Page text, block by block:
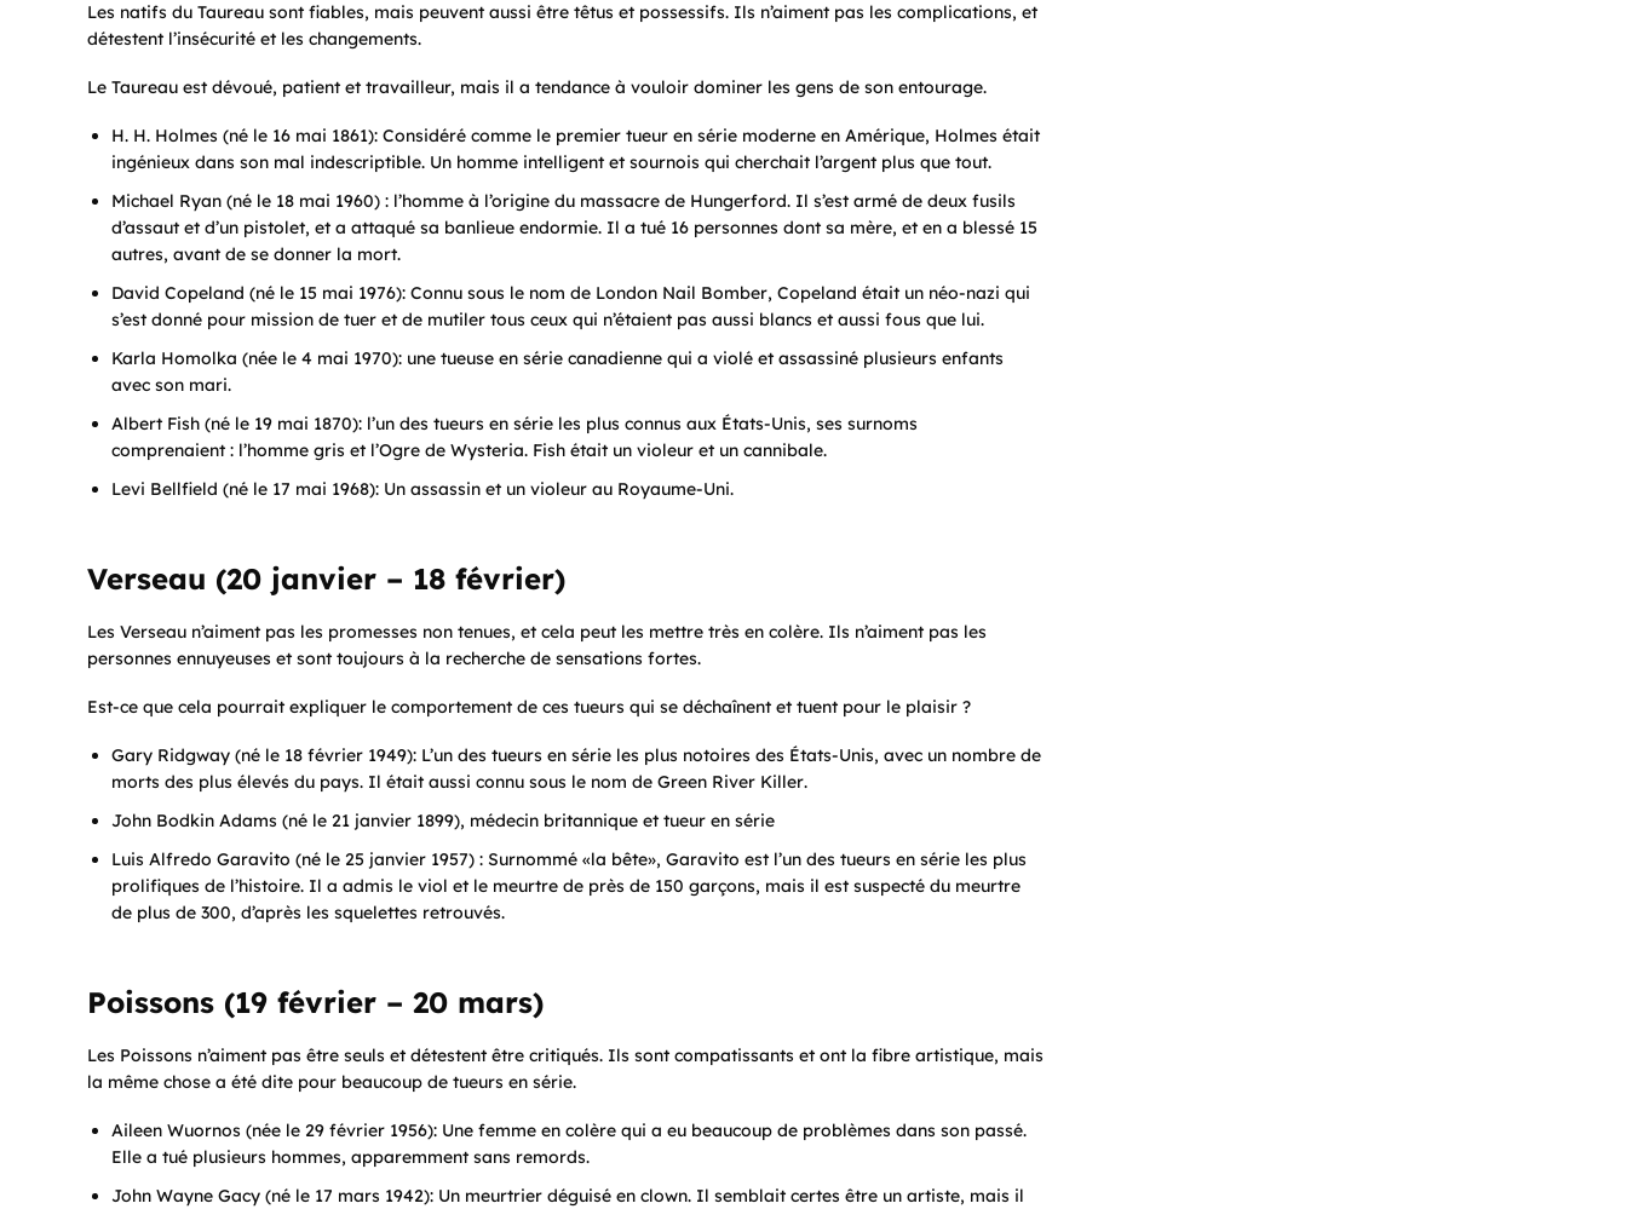
Les natifs du Taureau sont fiables, mais peuvent aussi être têtus et possessifs. Ils n’aiment pas les complications, et
détestent l’insécurité et les changements.
Le Taureau est dévoué, patient et travailleur, mais il a tendance à vouloir dominer les gens de son entourage.
H. H. Holmes (né le 16 mai 1861): Considéré comme le premier tueur en série moderne en Amérique, Holmes était
ingénieux dans son mal indescriptible. Un homme intelligent et sournois qui cherchait l’argent plus que tout.
Michael Ryan (né le 18 mai 1960) : l’homme à l’origine du massacre de Hungerford. Il s’est armé de deux fusils
d’assaut et d’un pistolet, et a attaqué sa banlieue endormie. Il a tué 16 personnes dont sa mère, et en a blessé 15
autres, avant de se donner la mort.
David Copeland (né le 15 mai 1976): Connu sous le nom de London Nail Bomber, Copeland était un néo-nazi qui
s’est donné pour mission de tuer et de mutiler tous ceux qui n’étaient pas aussi blancs et aussi fous que lui.
Karla Homolka (née le 4 mai 1970): une tueuse en série canadienne qui a violé et assassiné plusieurs enfants
avec son mari.
Albert Fish (né le 19 mai 1870): l’un des tueurs en série les plus connus aux États-Unis, ses surnoms
comprenaient : l’homme gris et l’Ogre de Wysteria. Fish était un violeur et un cannibale.
Levi Bellfield (né le 17 mai 1968): Un assassin et un violeur au Royaume-Uni.
Verseau (20 janvier – 18 février)
Les Verseau n’aiment pas les promesses non tenues, et cela peut les mettre très en colère. Ils n’aiment pas les
personnes ennuyeuses et sont toujours à la recherche de sensations fortes.
Est-ce que cela pourrait expliquer le comportement de ces tueurs qui se déchaînent et tuent pour le plaisir ?
Gary Ridgway (né le 18 février 1949): L’un des tueurs en série les plus notoires des États-Unis, avec un nombre de
morts des plus élevés du pays. Il était aussi connu sous le nom de Green River Killer.
John Bodkin Adams (né le 21 janvier 1899), médecin britannique et tueur en série
Luis Alfredo Garavito (né le 25 janvier 1957) : Surnommé «la bête», Garavito est l’un des tueurs en série les plus
prolifiques de l’histoire. Il a admis le viol et le meurtre de près de 150 garçons, mais il est suspecté du meurtre
de plus de 300, d’après les squelettes retrouvés.
Poissons (19 février – 20 mars)
Les Poissons n’aiment pas être seuls et détestent être critiqués. Ils sont compatissants et ont la fibre artistique, mais
la même chose a été dite pour beaucoup de tueurs en série.
Aileen Wuornos (née le 29 février 1956): Une femme en colère qui a eu beaucoup de problèmes dans son passé.
Elle a tué plusieurs hommes, apparemment sans remords.
John Wayne Gacy (né le 17 mars 1942): Un meurtrier déguisé en clown. Il semblait certes être un artiste, mais il